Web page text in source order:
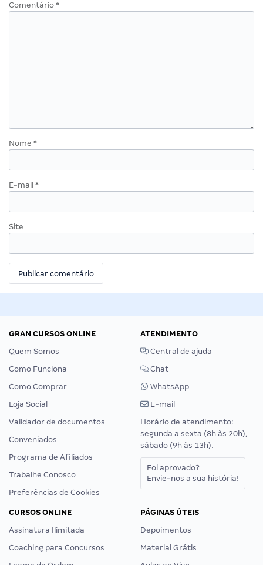
Comentário *
Nome *
E-mail *
Site
GRAN CURSOS ONLINE
Quem Somos
Como Funciona
Como Comprar
Loja Social
Validador de documentos
Conveniados
Programa de Afiliados
Trabalhe Conosco
Preferências de Cookies
ATENDIMENTO
Central de ajuda
Chat
WhatsApp
E-mail
Horário de atendimento:
segunda a sexta (8h às 20h),
sábado (9h às 13h).
Foi aprovado?
Envie-nos a sua história!
CURSOS ONLINE
Assinatura Ilimitada
Coaching para Concursos
PÁGINAS ÚTEIS
Depoimentos
Material Grátis